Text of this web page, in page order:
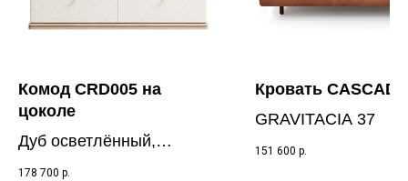
Комод CRD005 на
цоколе
Дуб осветлённый,
слоновая кость RAL 9001
178 700 р.
Кровать
GRAVITACIA 37
151 600 р.